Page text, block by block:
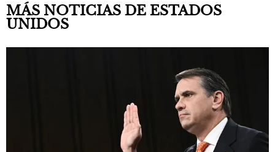
MÁS NOTICIAS DE ESTADOS
UNIDOS